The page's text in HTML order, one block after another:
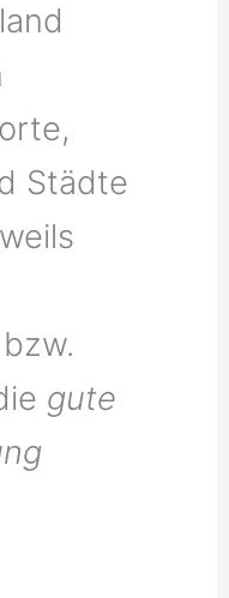
Städte
gute